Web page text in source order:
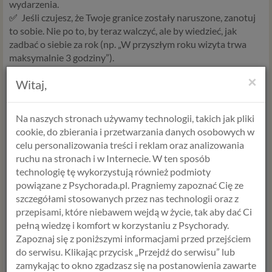
wydarzenia.
✅ Jeśli czujesz, że Twoje granice zostały naruszone, zanotuj
to sobie. Nie po to, by teraz walczyć, ale by wiedzieć, jak
zadbać o siebie za rok (np. „W przyszłym roku wizyta trwa
maksymalnie 3 godziny”).
✅Daj sobie prawo do „nicnierobienia”. Relacje karmią się nie
tylko rozmową, ale też wspólnym milczeniem i byciem obok
Życzę Ci w tych ostatnich dniach roku dużo łagodności dla
siebie i bliskich.
Pamiętaj, że relacja to maraton, nie sprint – jedno nieudane
spotkanie nie przekreśla całości więzi.
Z ciepłymi pozdrowieniami,
Aneta Styńska
właścielka Psychorady
mgr psychologii
Certyfikowany terapeuta par
Psychoterapeuta integracyjny (w szkoleniu)
×
Witaj,
Na naszych stronach używamy technologii, takich jak pliki
cookie, do zbierania i przetwarzania danych osobowych w
celu personalizowania treści i reklam oraz analizowania
ruchu na stronach i w Internecie. W ten sposób
technologię tę wykorzystują również podmioty
powiązane z Psychorada.pl. Pragniemy zapoznać Cię ze
szczegółami stosowanych przez nas technologii oraz z
przepisami, które niebawem wejdą w życie, tak aby dać Ci
pełną wiedzę i komfort w korzystaniu z Psychorady.
Zapoznaj się z poniższymi informacjami przed przejściem
do serwisu. Klikając przycisk „Przejdź do serwisu” lub
zamykając to okno zgadzasz się na postanowienia zawarte